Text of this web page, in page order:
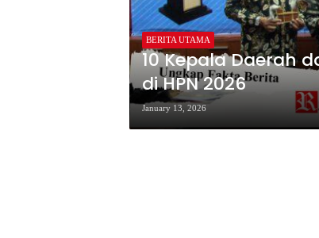
BERITA UTAMA
10 Kepala Daerah
di HPN 2026
January 13, 2026